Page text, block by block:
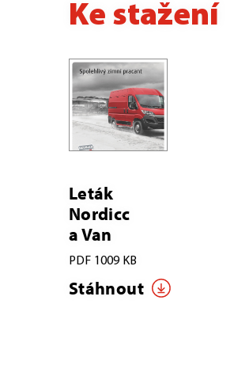
Ke stažení
Leták
Nordicc
a Van
PDF 1009 KB
Stáhnout